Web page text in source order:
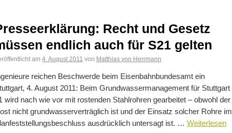
Recht und Gesetz
endlich auch für S21 gelten
am 4. August 2011 von Matthias von Herrmann
reichen Beschwerde beim Eisenbahnbundesamt ein
4. August 2011: Beim Grundwassermanagement für Stuttgart
wird nach wie vor mit rostenden Stahlrohren gearbeitet – obwohl der
nicht grundwasserverträglich ist und der Einsatz solcher Rohre im
ausdrücklich untersagt ist. … Weiterlesen